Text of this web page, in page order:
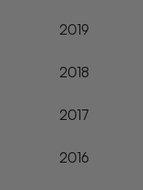
2019
2018
2017
2016